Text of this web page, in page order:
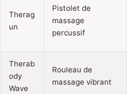
Therag
un
Pistolet de
massage
percussif
Therab
ody
Wave
Rouleau de
massage vibrant